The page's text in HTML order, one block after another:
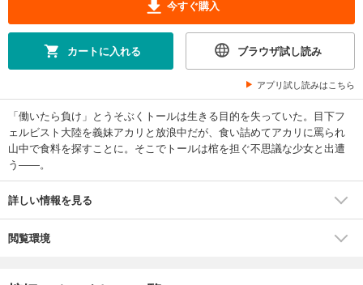
今すぐ購入
カートに入れる ブラウザ試し読み
アプリ試し読みはこちら
「働いたら負け」とうそぶくトールは生きる目的を失っていた。目下フ
ェルビスト大陸を義妹アカリと放浪中だが、食い詰めてアカリに罵られ
山中で食料を探すことに。そこでトールは棺を担ぐ不思議な少女と出遭
う――。
詳しい情報を見る
閲覧環境